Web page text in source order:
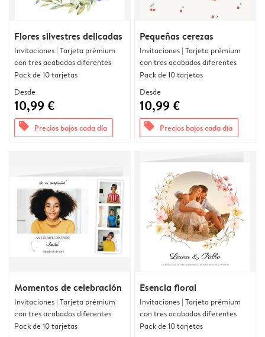
Flores silvestres delicadas
Invitaciones | Tarjeta prémium
con tres acabados diferentes
Pack de 10 tarjetas
Desde
10,99 €
offers Precios bajos cada día
Pequeñas cerezas
Invitaciones | Tarjeta prémium
con tres acabados diferentes
Pack de 10 tarjetas
Desde
10,99 €
offers Precios bajos cada día
Momentos de celebración
Invitaciones | Tarjeta prémium
con tres acabados diferentes
Pack de 10 tarjetas
Esencia floral
Invitaciones | Tarjeta prémium
con tres acabados diferentes
Pack de 10 tarjetas